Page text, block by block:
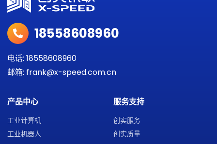
18558608960
电话: 18558608960
邮箱: frank@x-speed.com.cn
产品中心
工业计算机
工业机器人
服务支持
创实服务
创实质量